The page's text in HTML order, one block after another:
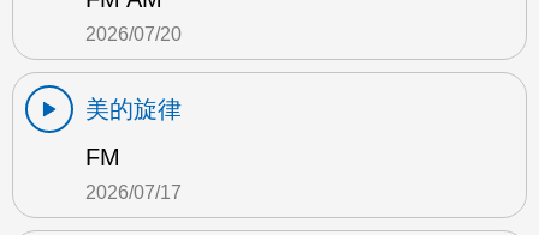
2026/07/20
美的旋律
FM
2026/07/17